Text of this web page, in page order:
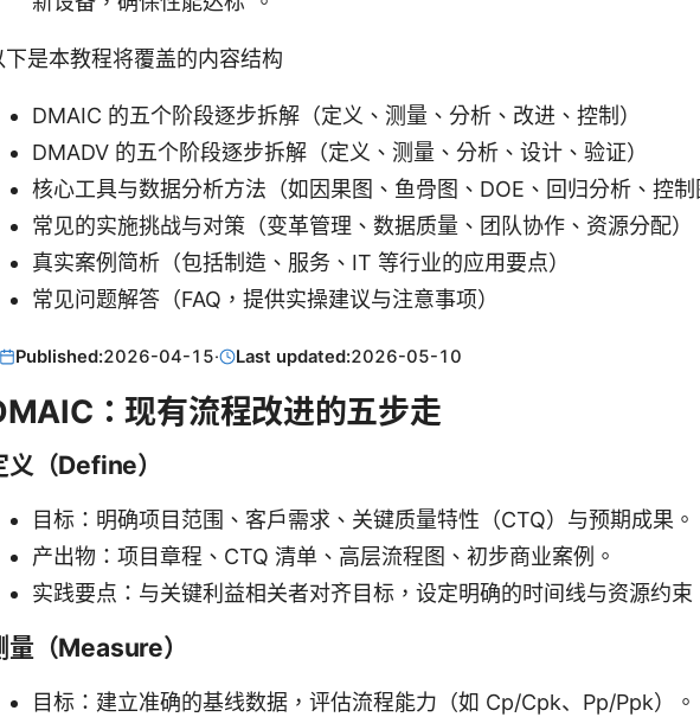
下是本教程将覆盖的内容结构
DMAIC 的五个阶段逐步拆解（定义、测量、分析、改进、控制）
DMADV 的五个阶段逐步拆解（定义、测量、分析、设计、验证）
核心工具与数据分析方法（如因果图、鱼骨图、DOE、回归分析、控
常见的实施挑战与对策（变革管理、数据质量、团队协作、资源分配）
真实案例简析（包括制造、服务、IT 等行业的应用要点）
常见问题解答（FAQ，提供实操建议与注意事项）
Published:2026-04-15· Last updated:2026-05-10
：现有流程改进的五步走
义（Define）
目标：明确项目范围、客户需求、关键质量特性（CTQ）与预期成果。
产出物：项目章程、CTQ 清单、高层流程图、初步商业案例。
实践要点：与关键利益相关者对齐目标，设定明确的时间线与资源约束
量（Measure）
目标：建立准确的基线数据，评估流程能力（如 Cp/Cpk、Pp/Ppk）。